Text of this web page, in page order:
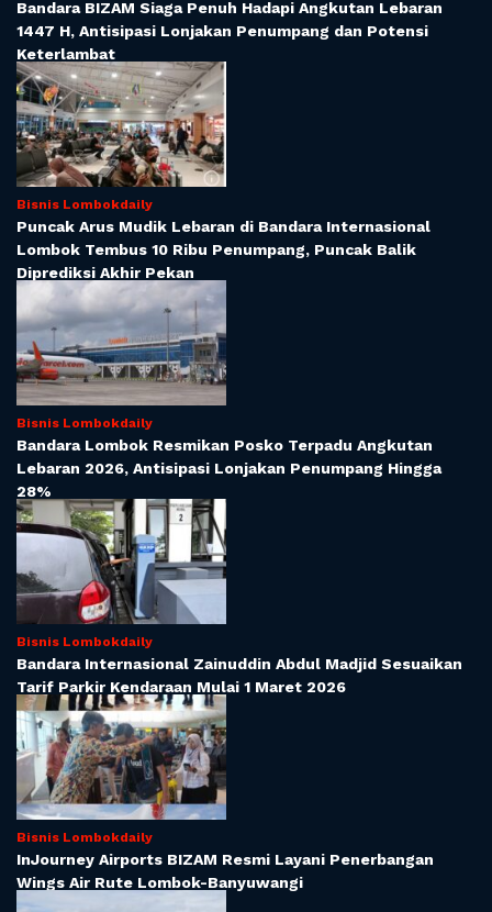
Bandara BIZAM Siaga Penuh Hadapi Angkutan Lebaran
1447 H, Antisipasi Lonjakan Penumpang dan Potensi
Keterlambat
Bisnis Lombokdaily
Puncak Arus Mudik Lebaran di Bandara Internasional
Lombok Tembus 10 Ribu Penumpang, Puncak Balik
Diprediksi Akhir Pekan
Bisnis Lombokdaily
Bandara Lombok Resmikan Posko Terpadu Angkutan
Lebaran 2026, Antisipasi Lonjakan Penumpang Hingga
28%
Bisnis Lombokdaily
Bandara Internasional Zainuddin Abdul Madjid Sesuaikan
Tarif Parkir Kendaraan Mulai 1 Maret 2026
Bisnis Lombokdaily
InJourney Airports BIZAM Resmi Layani Penerbangan
Wings Air Rute Lombok-Banyuwangi